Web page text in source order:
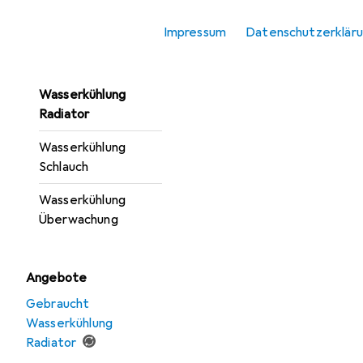
Impressum
Wasserkühlung
Radiator
Wasserkühlung
Schlauch
Wasserkühlung
Überwachung
Angebote
Gebraucht
Wasserkühlung
Radiator